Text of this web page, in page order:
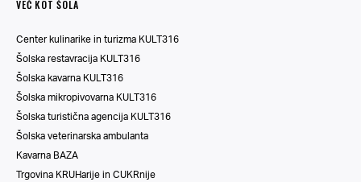
VEČ KOT ŠOLA
Center kulinarike in turizma KULT316
Šolska restavracija KULT316
Šolska kavarna KULT316
Šolska mikropivovarna KULT316
Šolska turistična agencija KULT316
Šolska veterinarska ambulanta
Kavarna BAZA
Trgovina KRUHarije in CUKRnije